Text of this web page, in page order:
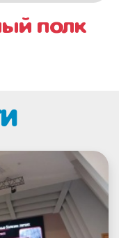
полк